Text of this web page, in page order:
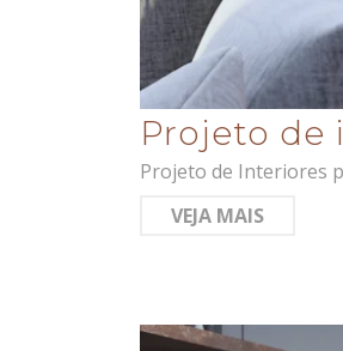
Projeto de
Projeto de Interiores
VEJA MAIS